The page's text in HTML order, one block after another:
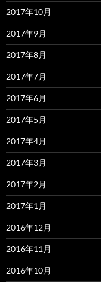
2017年10月
2017年9月
2017年8月
2017年7月
2017年6月
2017年5月
2017年4月
2017年3月
2017年2月
2017年1月
2016年12月
2016年11月
2016年10月